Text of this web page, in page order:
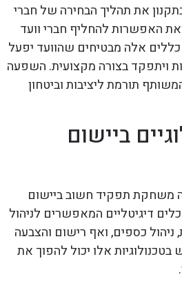
את תהליך הבחירה של חברי
האפשרות להחליף חברי וועד
אלה מבטיחים שהוועד יפעל
ויתפקד בצורה מקצועית. השפעה
תורמת ליציבות וביטחון
ביישום
משחקת תפקיד חשוב ביישום
דיגיטליים המאפשרים לניהול
ניהול כספים, ואף רישום והצבעה
אלו יכול להפוך את